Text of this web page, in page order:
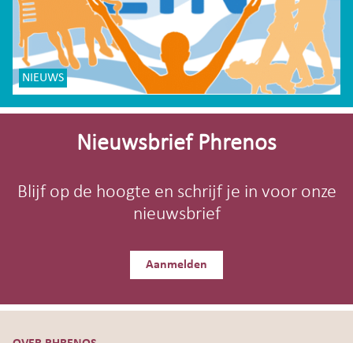
NIEUWS
Site-
Nieuwsbrief Phrenos
Blijf op de hoogte en schrijf je in voor onze
nieuwsbrief
Aanmelden